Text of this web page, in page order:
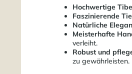
Hochwertige
Faszinierende
Natürliche
Meisterhafte
verleiht.
Robust und
zu gewährleisten.